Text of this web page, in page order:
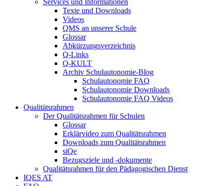
Services und Informationen
Texte und Downloads
Videos
QMS an unserer Schule
Glossar
Abkürzungsverzeichnis
Q-Links
Q-KULT
Archiv Schulautonomie-Blog
Schulautonomie FAQ
Schulautonomie Downloads
Schulautonomie FAQ Videos
Qualitätsrahmen
Der Qualitätsrahmen für Schulen
Glossar
Erklärvideo zum Qualitätsrahmen
Downloads zum Qualitätsrahmen
siQe
Bezugsziele und -dokumente
Qualitätsrahmen für den Pädagogischen Dienst
IQES AT